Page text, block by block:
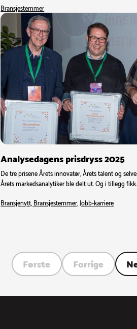
Bransjestemmer
Analysedagens prisdryss 2025
De tre prisene Årets innovatør, Årets talent og
Årets markedsanalytiker ble delt ut. Og i tillegg
Bransjenytt, Bransjestemmer, Jobb-karriere
Første Forrige